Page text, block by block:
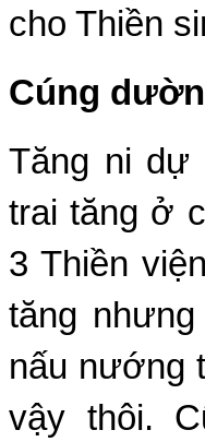
cho Thiền
Cúng
Tăng ni dự
trai tăng ở
3 Thiền
tăng
nấu nướng
vậy thôi.